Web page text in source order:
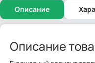
Описание
Описание